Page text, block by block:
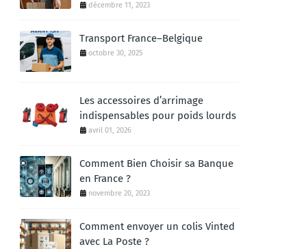
décembre 11, 2023
Transport France–Belgique
octobre 30, 2025
Les accessoires d’arrimage
indispensables pour poids lourds
avril 01, 2026
Comment Bien Choisir sa Banque
en France ?
novembre 20, 2023
Comment envoyer un colis Vinted
avec La Poste ?